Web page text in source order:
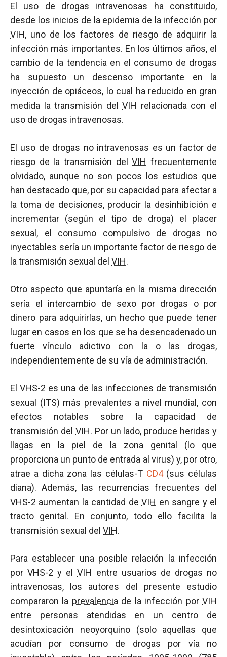
El uso de drogas intravenosas ha constituido,
desde los inicios de la epidemia de la infección por
VIH, uno de los factores de riesgo de adquirir la
infección más importantes. En los últimos años, el
cambio de la tendencia en el consumo de drogas
ha supuesto un descenso importante en la
inyección de opiáceos, lo cual ha reducido en gran
medida la transmisión delVIH relacionada con el
uso de drogas intravenosas.
El uso de drogas no intravenosas es un factor de
riesgo de la transmisión delVIH frecuentemente
olvidado, aunque no son pocos los estudios que
han destacado que, por su capacidad para afectar a
la toma de decisiones, producir la desinhibición e
incrementar (según el tipo de droga) el placer
sexual, el consumo compulsivo de drogas no
inyectables sería un importante factor de riesgo de
la transmisión sexual del VIH.
Otro aspecto que apuntaría en la misma dirección
sería el intercambio de sexo por drogas o por
dinero para adquirirlas, un hecho que puede tener
lugar en casos en los que se ha desencadenado un
fuerte vínculo adictivo con la o las drogas,
independientemente de su vía de administración.
El VHS-2 es una de las infecciones de transmisión
sexual (ITS) más prevalentes a nivel mundial, con
efectos notables sobre la capacidad de
transmisión del VIH. Por un lado, produce heridas y
llagas en la piel de la zona genital (lo que
proporciona un punto de entrada al virus) y, por otro,
atrae a dicha zona las células-T CD4(sus células
diana). Además, las recurrencias frecuentes del
VHS-2 aumentan la cantidad deVIH en sangre y el
tracto genital. En conjunto, todo ello facilita la
transmisión sexual del VIH.
Para establecer una posible relación la infección
por VHS-2 y elVIH entre usuarios de drogas no
intravenosas, los autores del presente estudio
compararon la prevalencia de la infección porVIH
entre personas atendidas en un centro de
desintoxicación neoyorquino (solo aquellas que
acudían por consumo de drogas por vía no